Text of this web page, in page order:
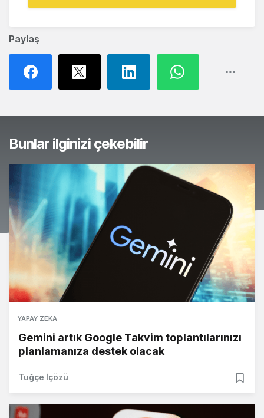
Paylaş
Bunlar ilginizi çekebilir
YAPAY ZEKA
Gemini artık Google Takvim toplantılarınızı
planlamanıza destek olacak
Tuğçe İçözü